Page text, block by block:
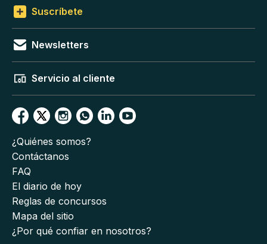
Suscríbete
Newsletters
Servicio al cliente
¿Quiénes somos?
Contáctanos
FAQ
El diario de hoy
Reglas de concursos
Mapa del sitio
¿Por qué confiar en nosotros?